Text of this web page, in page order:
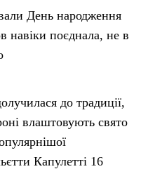
День народження
поєднала, не в
до традиції,
влаштовують свято
Капулетті 16